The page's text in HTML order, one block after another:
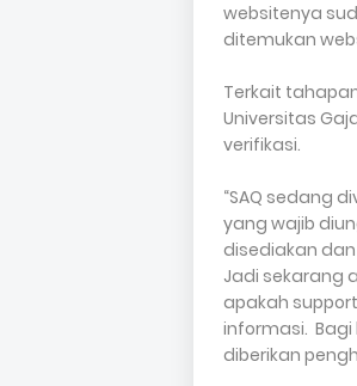
websitenya
ditemukan
Terkait
Universitas
verifikasi.
“SAQ sedang
yang wajib
disediakan
Jadi sekarang
apakah
informasi.
diberikan